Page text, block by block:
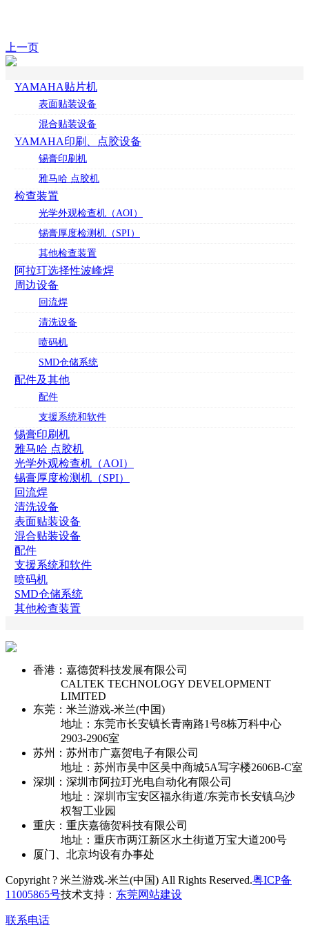
上一页
YAMAHA贴片机
表面贴装设备
混合贴装设备
YAMAHA印刷、点胶设备
锡膏印刷机
雅马哈 点胶机
检查装置
光学外观检查机（AOI）
锡膏厚度检测机（SPI）
其他检查装置
阿拉玎选择性波峰焊
周边设备
回流焊
清洗设备
喷码机
SMD仓储系统
配件及其他
配件
支援系统和软件
锡膏印刷机
雅马哈 点胶机
光学外观检查机（AOI）
锡膏厚度检测机（SPI）
回流焊
清洗设备
表面贴装设备
混合贴装设备
配件
支援系统和软件
喷码机
SMD仓储系统
其他检查装置
香港：嘉德贺科技发展有限公司
CALTEK TECHNOLOGY DEVELOPMENT
LIMITED
东莞：米兰游戏-米兰(中国)
地址：东莞市长安镇长青南路1号8栋万科中心
2903-2906室
苏州：苏州市广嘉贺电子有限公司
地址：苏州市吴中区吴中商城5A写字楼2606B-C室
深圳：深圳市阿拉玎光电自动化有限公司
地址：深圳市宝安区福永街道/东莞市长安镇乌沙
权智工业园
重庆：重庆嘉德贺科技有限公司
地址：重庆市两江新区水土街道万宝大道200号
厦门、北京均设有办事处
Copyright ? 米兰游戏-米兰(中国) All Rights Reserved.粤ICP备
11005865号技术支持： 东莞网站建设
联系电话